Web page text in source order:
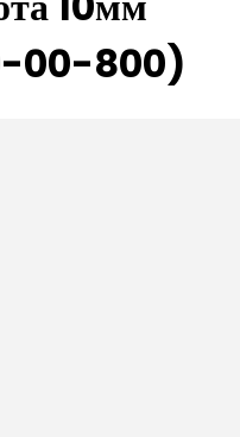
00-800)